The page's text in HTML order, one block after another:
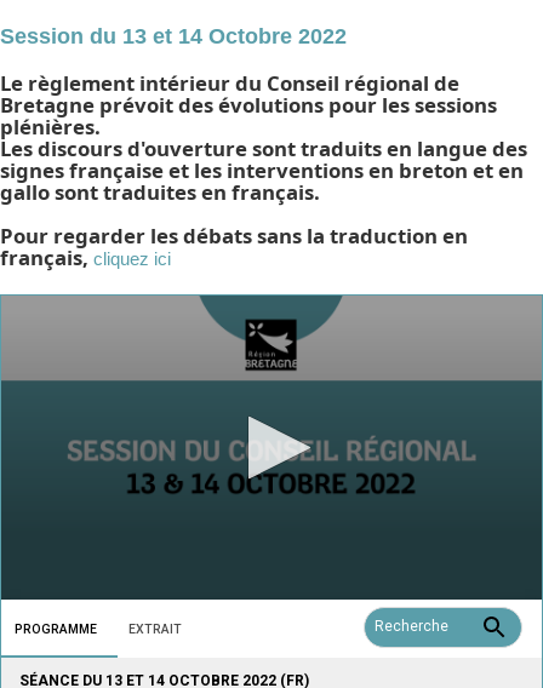
Session du 13 et 14 Octobre 2022
Le règlement intérieur du Conseil régional de
Bretagne prévoit des évolutions pour les sessions
plénières.
Les discours d'ouverture sont traduits en langue des
signes française et les interventions en breton et en
gallo sont traduites en français.
Pour regarder les débats sans la traduction en
français, cliquez ici